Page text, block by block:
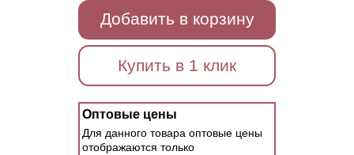
Добавить в корзину
Купить в 1 клик
Оптовые цены
Для данного товара оптовые цены
отображаются только